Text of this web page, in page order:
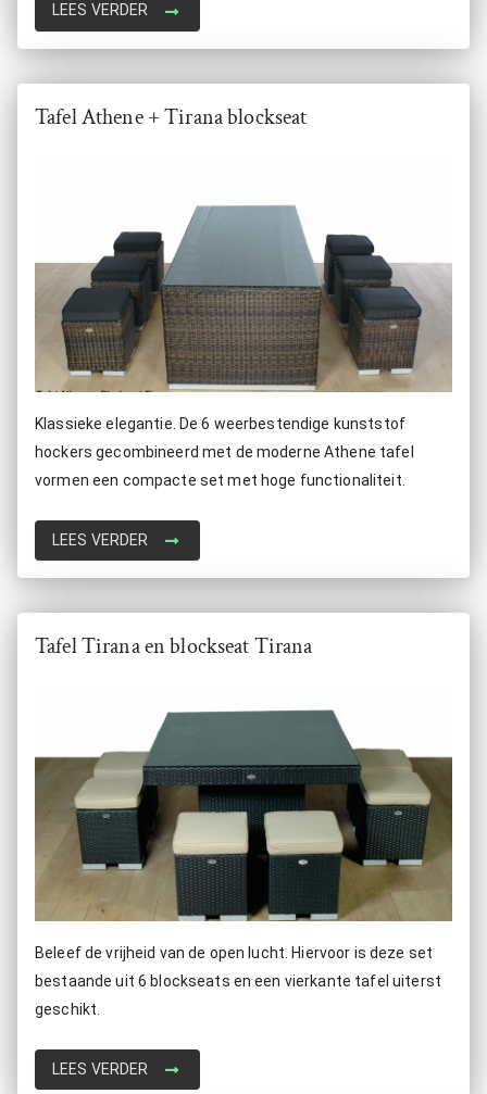
LEES VERDER
Tafel Athene + Tirana blockseat
Klassieke elegantie. De 6 weerbestendige kunststof
hockers gecombineerd met de moderne Athene tafel
vormen een compacte set met hoge functionaliteit.
LEES VERDER
Tafel Tirana en blockseat Tirana
Beleef de vrijheid van de open lucht. Hiervoor is deze set
bestaande uit 6 blockseats en een vierkante tafel uiterst
geschikt.
LEES VERDER